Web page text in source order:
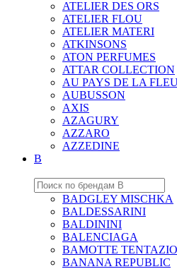
ATELIER DES ORS
ATELIER FLOU
ATELIER MATERI
ATKINSONS
ATON PERFUMES
ATTAR COLLECTION
AU PAYS DE LA
AUBUSSON
AXIS
AZAGURY
AZZARO
AZZEDINE
B
BADGLEY MISCHKA
BALDESSARINI
BALDININI
BALENCIAGA
BAMOTTE
BANANA REPUBLIC